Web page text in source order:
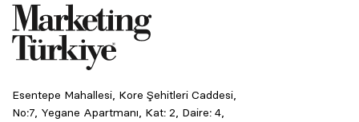
Esentepe Mahallesi, Kore Şehitleri Caddesi,
No:7, Yegane Apartmanı, Kat: 2, Daire: 4,